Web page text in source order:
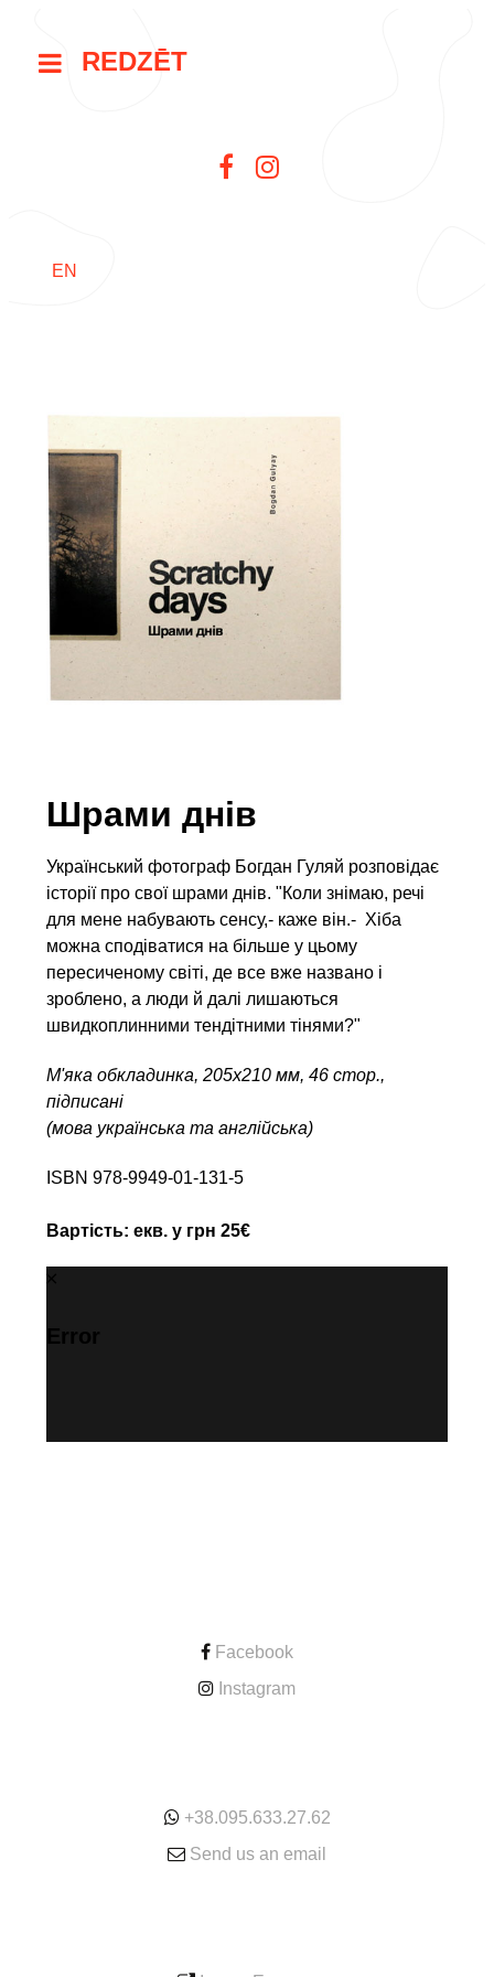
REDZĒT
EN
Шрами днів
Український фотограф Богдан Гуляй розповідає
історії про свої шрами днів. "Коли знімаю, речі
для мене набувають сенсу,- каже він.- Хіба
можна сподіватися на більше у цьому
пересиченому світі, де все вже названо і
зроблено, а люди й далі лишаються
швидкоплинними тендітними тінями?"
М'яка обкладинка, 205х210 мм, 46 стор.,
підписані
(мова українська та англійська)
ISBN 978-9949-01-131-5
Вартість: екв. у грн 25€
Error
Facebook
Instagram
+38.095.633.27.62
Send us an email